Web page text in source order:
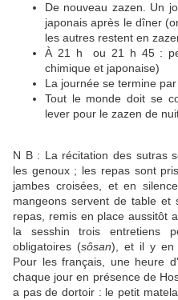
De nouveau zazen. Un
japonais après le dîner
les autres restent en
À 21 h ou 21 h 45 :
chimique et japonaise)
La journée se termine
Tout le monde doit se
lever pour le zazen de
N B : La récitation des sutras
les genoux ; les repas sont
jambes croisées, et en
mangeons servent de table
repas, remis en place aussitôt
la sesshin trois entretiens
obligatoires (sôsan), et il y en
Pour les français, une heure
chaque jour en présence de
a pas de dortoir : le petit